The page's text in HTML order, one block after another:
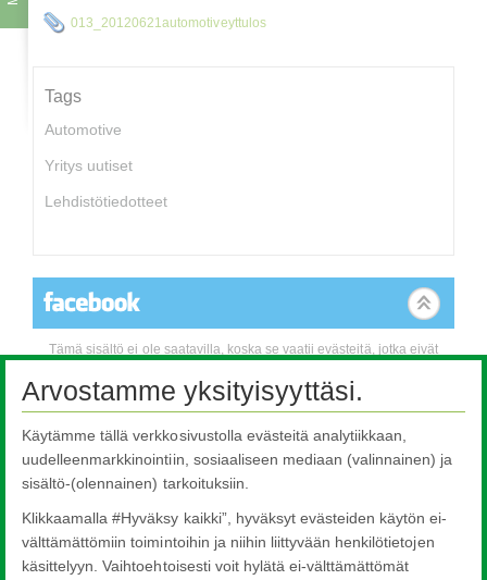
013_20120621automotiveyttulos
Tags
Automotive
Yritys uutiset
Lehdistötiedotteet
Tämä sisältö ei ole saatavilla, koska se vaatii evästeitä, jotka eivät
tästä.
Evästeasetukset
Arvostamme yksityisyyttäsi.
Käytämme tällä verkkosivustolla evästeitä analytiikkaan,
uudelleenmarkkinointiin, sosiaaliseen mediaan (valinnainen) ja
sisältö-(olennainen) tarkoituksiin.
Klikkaamalla #Hyväksy kaikki”, hyväksyt evästeiden käytön ei-
välttämättömiin toimintoihin ja niihin liittyvään henkilötietojen
käsittelyyn. Vaihtoehtoisesti voit hylätä ei-välttämättömät